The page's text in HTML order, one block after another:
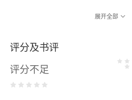
展开全部
评分及书评
评分不足